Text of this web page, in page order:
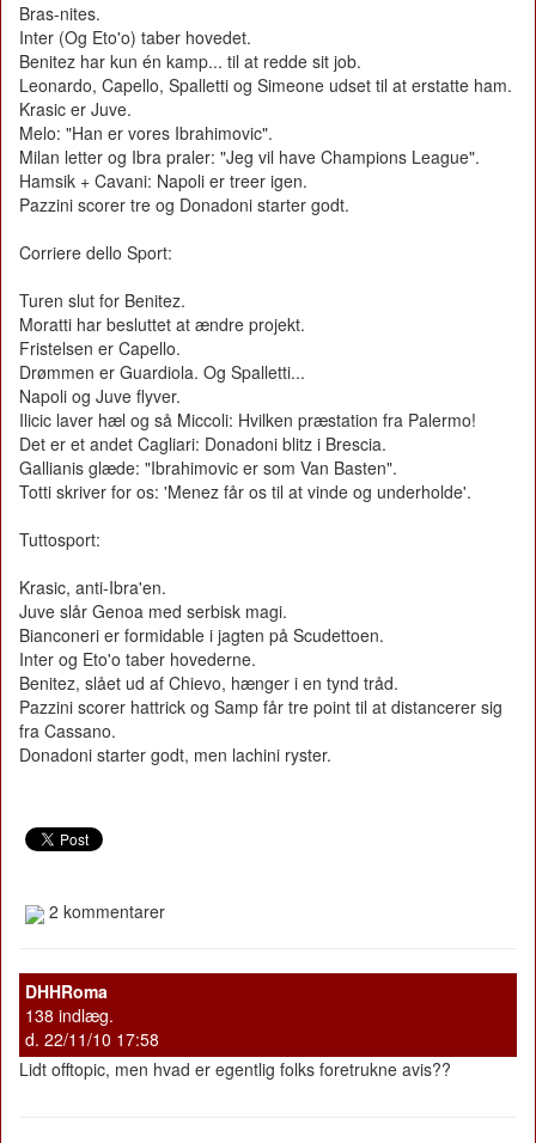
Bras-nites.
Inter (Og Eto'o) taber hovedet.
Benitez har kun én kamp... til at redde sit job.
Leonardo, Capello, Spalletti og Simeone udset til at erstatte ham.
Krasic er Juve.
Melo: "Han er vores Ibrahimovic".
Milan letter og Ibra praler: "Jeg vil have Champions League".
Hamsik + Cavani: Napoli er treer igen.
Pazzini scorer tre og Donadoni starter godt.
Corriere dello Sport:
Turen slut for Benitez.
Moratti har besluttet at ændre projekt.
Fristelsen er Capello.
Drømmen er Guardiola. Og Spalletti...
Napoli og Juve flyver.
Ilicic laver hæl og så Miccoli: Hvilken præstation fra Palermo!
Det er et andet Cagliari: Donadoni blitz i Brescia.
Gallianis glæde: "Ibrahimovic er som Van Basten".
Totti skriver for os: 'Menez får os til at vinde og underholde'.
Tuttosport:
Krasic, anti-Ibra'en.
Juve slår Genoa med serbisk magi.
Bianconeri er formidable i jagten på Scudettoen.
Inter og Eto'o taber hovederne.
Benitez, slået ud af Chievo, hænger i en tynd tråd.
Pazzini scorer hattrick og Samp får tre point til at distancerer sig
fra Cassano.
Donadoni starter godt, men lachini ryster.
2 kommentarer
DHHRoma
138 indlæg.
d. 22/11/10 17:58
Lidt offtopic, men hvad er egentlig folks foretrukne avis??